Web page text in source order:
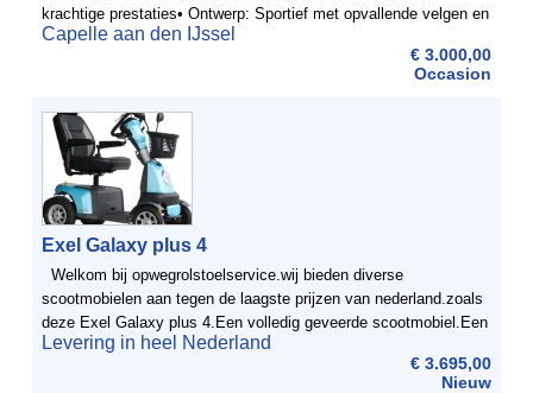
krachtige prestaties• Ontwerp: Sportief met opvallende velgen en
chromen accenten• Comfort: ...
Capelle aan den IJssel
€ 3.000,00
Occasion
Exel Galaxy plus 4
Welkom bij opwegrolstoelservice.wij bieden diverse
scootmobielen aan tegen de laagste prijzen van nederland.zoals
deze Exel Galaxy plus 4.Een volledig geveerde scootmobiel.Een
comfortabele vierwielige scootmobiel, waarbij ...
Levering in heel Nederland
€ 3.695,00
Nieuw